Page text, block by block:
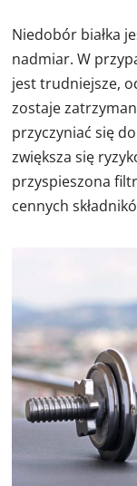
Niedobór białka
nadmiar. W
jest trudniejsze,
zostaje
przyczyniać się
zwiększa się
przyspieszona
cennych